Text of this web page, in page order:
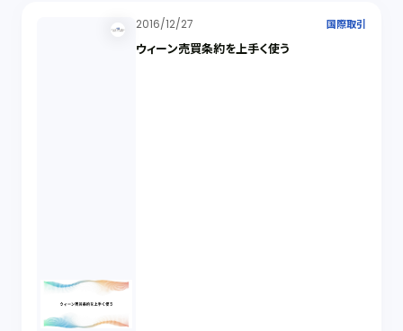
2016/12/27 国際取引
ウィーン売買条約を上手く使う